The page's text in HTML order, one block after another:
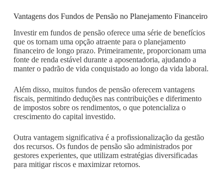
Vantagens dos Fundos de Pensão no Planejamento Financeiro
Investir em fundos de pensão oferece uma série de benefícios
que os tornam uma opção atraente para o planejamento
financeiro de longo prazo. Primeiramente, proporcionam uma
fonte de renda estável durante a aposentadoria, ajudando a
manter o padrão de vida conquistado ao longo da vida laboral.
Além disso, muitos fundos de pensão oferecem vantagens
fiscais, permitindo deduções nas contribuições e diferimento
de impostos sobre os rendimentos, o que potencializa o
crescimento do capital investido.
Outra vantagem significativa é a profissionalização da gestão
dos recursos. Os fundos de pensão são administrados por
gestores experientes, que utilizam estratégias diversificadas
para mitigar riscos e maximizar retornos.